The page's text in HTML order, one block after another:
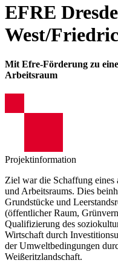
EFRE
West/
Mit Efre-Förderung zu
Arbeitsraum
Projektinformation
Ziel war die Schaffung eines
und Arbeitsraums. Dies
Grundstücke und
(öffentlicher Raum,
Qualifizierung des
Wirtschaft durch
der Umweltbedingungen
Weißeritzlandschaft.